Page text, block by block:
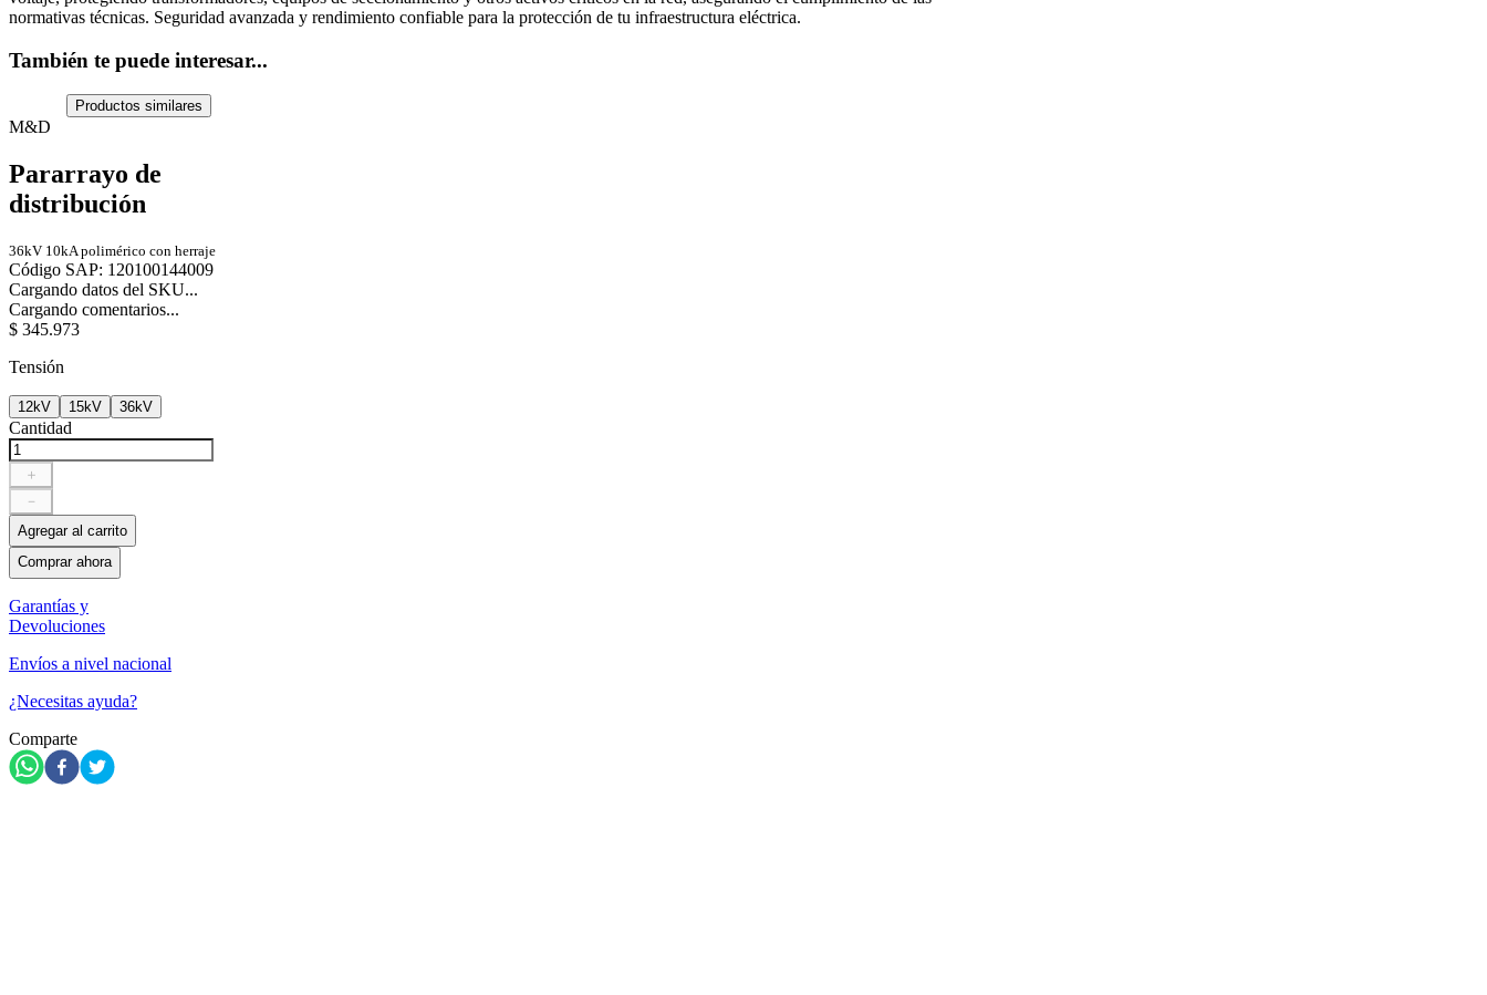
normativas técnicas. Seguridad avanzada y rendimiento confiable para la protección de tu infraestructura eléctrica.
También te puede interesar...
Productos similares
M&D
Pararrayo de
distribución
36kV 10kA polimérico con herraje
Código SAP: 120100144009
Cargando datos del SKU...
Cargando comentarios...
$ 345.973
Tensión
12kV 15kV 36kV
Cantidad
＋
－
Agregar al carrito
Comprar ahora
Garantías y
Devoluciones
Envíos a nivel nacional
¿Necesitas ayuda?
Comparte